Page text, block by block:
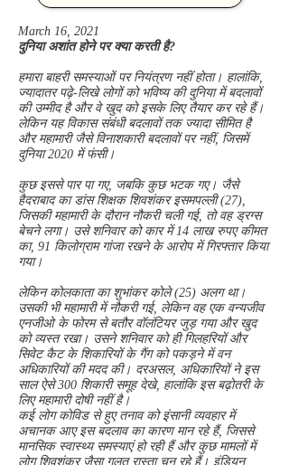
March 16, 2021
दुनिया अशांत होने पर क्या करती है?
हमारा बाहरी समस्याओं पर नियंत्रण नहीं होता। हालांकि,
ज्यादातर पढ़े-लिखे लोगों को भविष्य की दुनिया में बदलावों
की उम्मीद है और वे खुद को इसके लिए तैयार कर रहे हैं।
लेकिन यह विकास संबंधी बदलावों तक ज्यादा सीमित है
और महामारी जैसे विनाशकारी बदलावों पर नहीं, जिसमें
दुनिया 2020 में फंसी।
कुछ इससे पार पा गए, जबकि कुछ भटक गए। जैसे
हैदराबाद का डांस शिक्षक शिवशंकर इसमपल्ली (27),
जिसकी महामारी के दौरान नौकरी चली गई, तो वह ड्रग्स
बेचने लगा। उसे शनिवार को कार में 14 लाख रुपए कीमत
का, 91 किलोग्राम गांजा रखने के आरोप में गिरफ्तार किया
गया।
लेकिन कोलकाता का शुभांकर कोले (25) अलग था।
उसकी भी महामारी में नौकरी गई, लेकिन वह एक वन्यजीव
एनजीओ के फोरम से बतौर वॉलंटियर जुड़ गया और खुद
को व्यस्त रखा। उसने शनिवार को ही गिलहरियों और
सिवेट कैट के शिकारियों के गैंग को पकड़ने में वन
अधिकारियों की मदद की। दरअसल, अधिकारियों ने इस
साल ऐसे 300 शिकारी समूह देखे, हालांकि इस बढ़ोतरी के
लिए महामारी दोषी नहीं है।
कई लोग कोविड से हुए तनाव को इंसानी व्यवहार में
अचानक आए इस बदलाव का कारण मान रहे हैं, जिससे
मानसिक स्वास्थ्य समस्याएं हो रही हैं और कुछ मामलों में
लोग शिवशंकर जैसा गलत रास्ता चुन रहे हैं। इंडियन